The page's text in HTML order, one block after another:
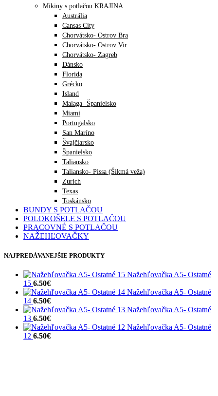
Mikiny s potlačou KRAJINA
Austrália
Cansas City
Chorvátsko- Ostrov Bra
Chorvátsko- Ostrov Vir
Chorvátsko- Zagreb
Dánsko
Florida
Grécko
Island
Malaga- Španielsko
Miami
Portugalsko
San Maríno
Švajčiarsko
Španielsko
Taliansko
Taliansko- Pissa (Šikmá veža)
Zurich
Texas
Toskánsko
BUNDY S POTLAČOU
POLOKOŠELE S POTLAČOU
PRACOVNÉ S POTLAČOU
NAŽEHĽOVAČKY
NAJPREDÁVANEJŠIE PRODUKTY
Nažehľovačka A5- Ostatné
15 6.50€
Nažehľovačka A5- Ostatné
14 6.50€
Nažehľovačka A5- Ostatné
13 6.50€
Nažehľovačka A5- Ostatné
12 6.50€